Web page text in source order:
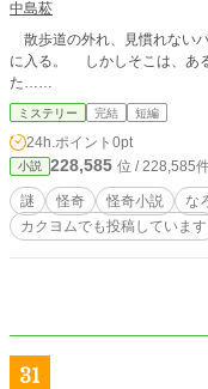
やがて視聴
配信はダン
中島菘
散歩道の外れ、見慣れない
に入る。 しかしそこは、あるはずのものがことごとく無い奇妙な店だっ
た……
ミステリー 完結 短編
24h.ポイント 0pt
小説 228,585 位 / 228,585
謎 怪奇 怪奇小説 な
カクヨムでも投稿しています
31